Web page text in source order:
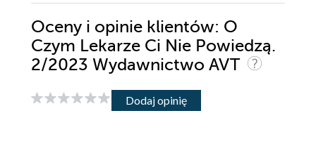
Oceny i opinie klientów: O
Czym Lekarze Ci Nie Powiedzą.
2/2023 Wydawnictwo AVT
Dodaj opinię